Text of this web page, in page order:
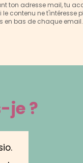
ton adresse mail, tu
le contenu ne t'intéresse
en bas de chaque email.
je ?